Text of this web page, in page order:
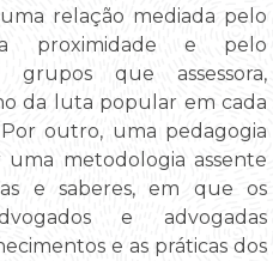
relação mediada pelo
proximidade e pelo
grupos que assessora,
da luta popular em cada
outro, uma pedagogia
metodologia assente
e saberes, em que os
e advogadas
e as práticas dos